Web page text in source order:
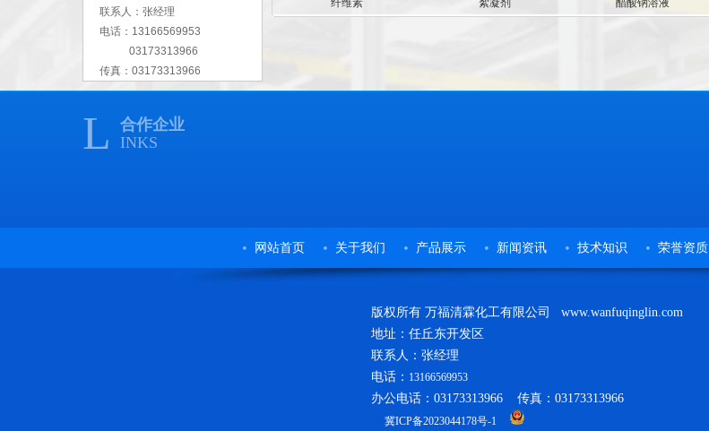
联系人：张经理
电话：13166569953
03173313966
传真：03173313966
纤维素 絮凝剂 醋酸钠溶液
L
合作企业
INKS
网站首页 关于我们 产品展示 新闻资讯 技术知识 荣誉资质
版权所有 万福清霖化工有限公司 www.wanfuqinglin.com
地址：任丘东开发区
联系人：张经理
电话： 13166569953
办公电话：03173313966 传真：03173313966
冀ICP备2023044178号-1